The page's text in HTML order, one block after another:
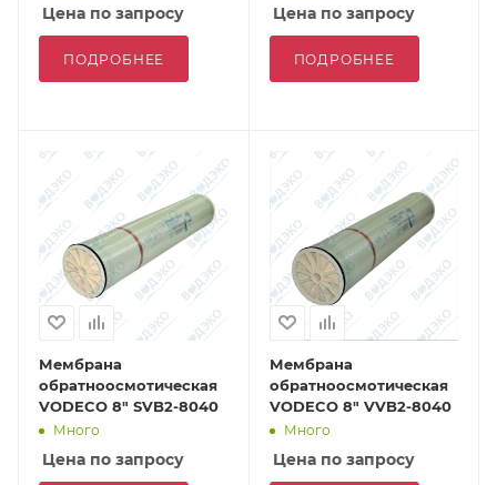
Цена по запросу
ПОДРОБНЕЕ
Цена по запросу
ПОДРОБНЕЕ
Мембрана
обратноосмотическая
VODECO 8" SVB2-8040
Много
Цена по запросу
Мембрана
обратноосмотическая
VODECO 8" VVB2-8040
Много
Цена по запросу